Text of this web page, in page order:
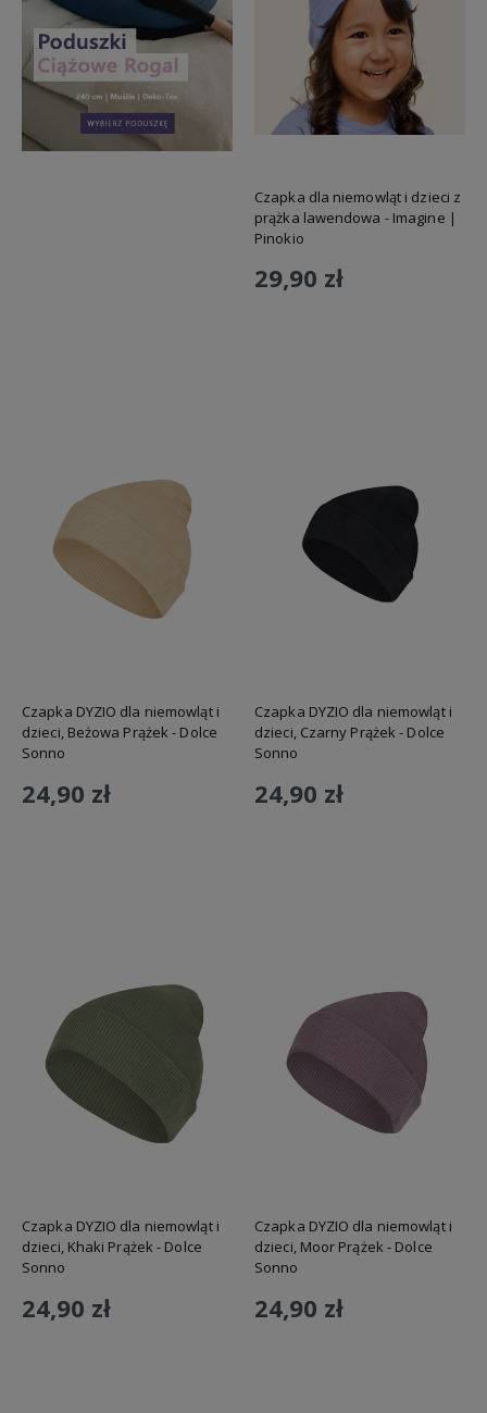
Czapka dla niemowląt i dzieci z
prążka lawendowa - Imagine |
Pinokio
29,90 zł
Czapka DYZIO dla niemowląt i
dzieci, Beżowa Prążek - Dolce
Sonno
24,90 zł
Czapka DYZIO dla niemowląt i
dzieci, Czarny Prążek - Dolce
Sonno
24,90 zł
Czapka DYZIO dla niemowląt i
dzieci, Khaki Prążek - Dolce
Sonno
24,90 zł
Czapka DYZIO dla niemowląt i
dzieci, Moor Prążek - Dolce
Sonno
24,90 zł